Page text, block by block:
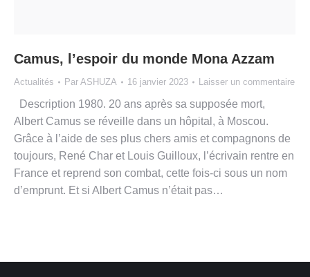
Camus, l’espoir du monde Mona Azzam
Actualités Par ASHUZA 16 janvier 2023 Laisser un commentaire
Description 1980. 20 ans après sa supposée mort,
Albert Camus se réveille dans un hôpital, à Moscou.
Grâce à l’aide de ses plus chers amis et compagnons de
toujours, René Char et Louis Guilloux, l’écrivain rentre en
France et reprend son combat, cette fois-ci sous un nom
d’emprunt. Et si Albert Camus n’était pas…